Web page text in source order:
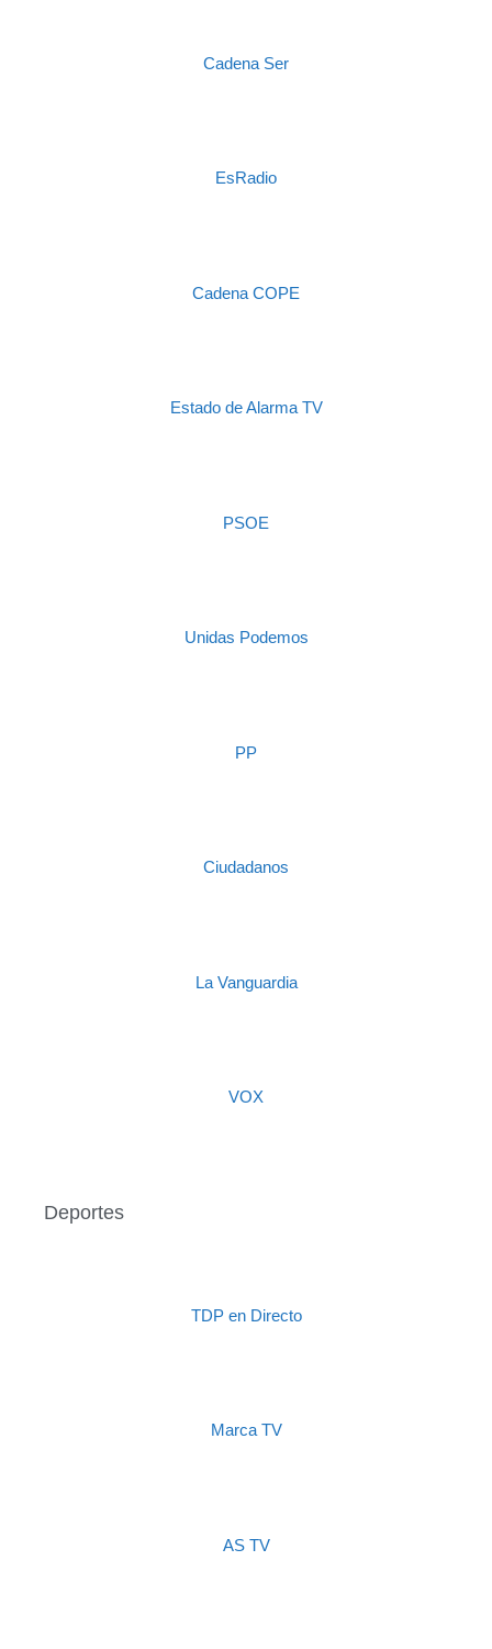
Cadena Ser
EsRadio
Cadena COPE
Estado de Alarma TV
PSOE
Unidas Podemos
PP
Ciudadanos
La Vanguardia
VOX
Deportes
TDP en Directo
Marca TV
AS TV